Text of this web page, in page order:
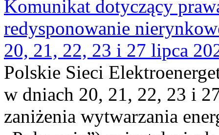
Komunikat dotyczący
redysponowanie
20, 21, 22, 23 i 27 lipca
Polskie Sieci
w dniach 20, 21, 22, 23 i
zaniżenia wytwarzania